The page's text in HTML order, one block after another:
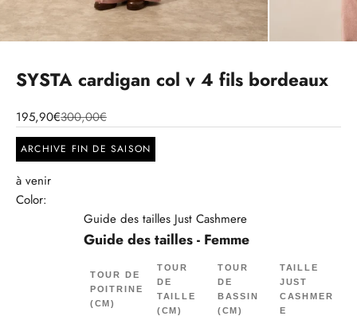
SYSTA cardigan col v 4 fils bordeaux
195,90€300,00€
ARCHIVE FIN DE SAISON
à venir
Color:
Guide des tailles Just Cashmere
Guide des tailles - Femme
TOUR DE
POITRINE
(CM)
TOUR
DE
TAILLE
(CM)
TOUR
DE
BASSIN
(CM)
TAILLE
JUST
CASHMER
E